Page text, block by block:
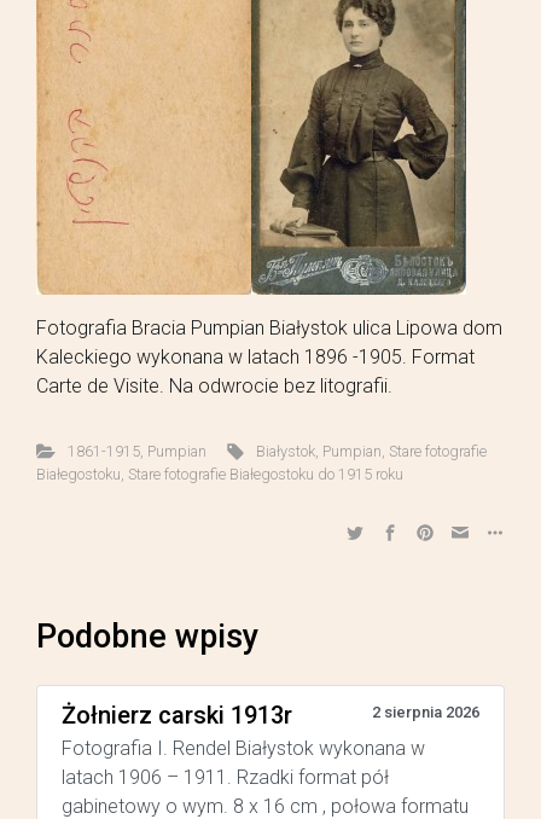
Fotografia Bracia Pumpian Białystok ulica Lipowa dom
Kaleckiego wykonana w latach 1896 -1905. Format
Carte de Visite. Na odwrocie bez litografii.
1861-1915, Pumpian Białystok Pumpian Stare fotografie
Białegostoku Stare fotografie Białegostoku do 1915 roku
Podobne wpisy
Żołnierz carski 1913r 2 sierpnia 2026
Fotografia I. Rendel Białystok wykonana w
latach 1906 – 1911. Rzadki format pół
gabinetowy o wym. 8 x 16 cm , połowa formatu